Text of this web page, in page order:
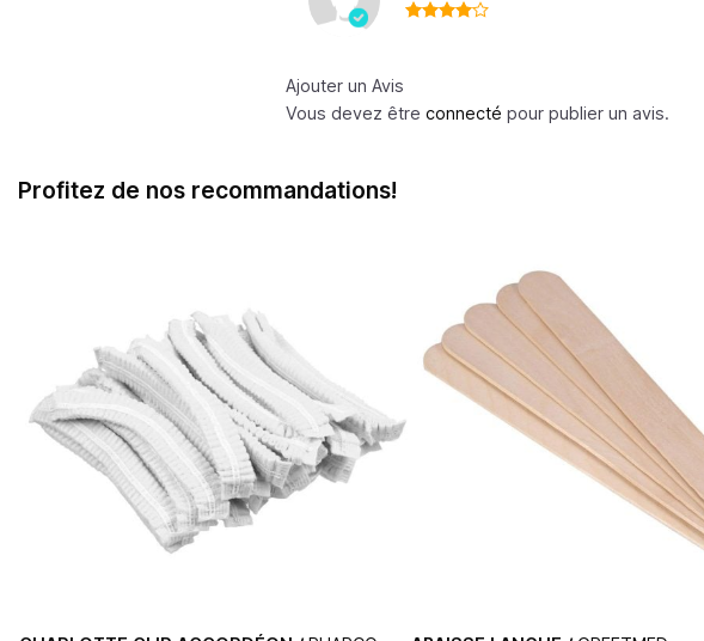
Ajouter un Avis
Vous devez être connecté pour publier un avis.
Profitez de nos recommandations!